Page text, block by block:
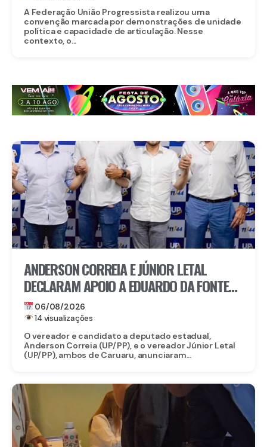
A Federação União Progressista realizou uma
convenção marcada por demonstrações de unidade
política e capacidade de articulação. Nesse
contexto, o...
ANDERSON CORREIA E JÚNIOR LETAL
DECLARAM APOIO A EDUARDO DA FONTE
PARA O SENADO E LULA DA FONTE PARA
DEPUTADO FEDERAL
06/08/2026
14 visualizações
O vereador e candidato a deputado estadual,
Anderson Correia (UP/PP), e o vereador Júnior Letal
(UP/PP), ambos de Caruaru, anunciaram...